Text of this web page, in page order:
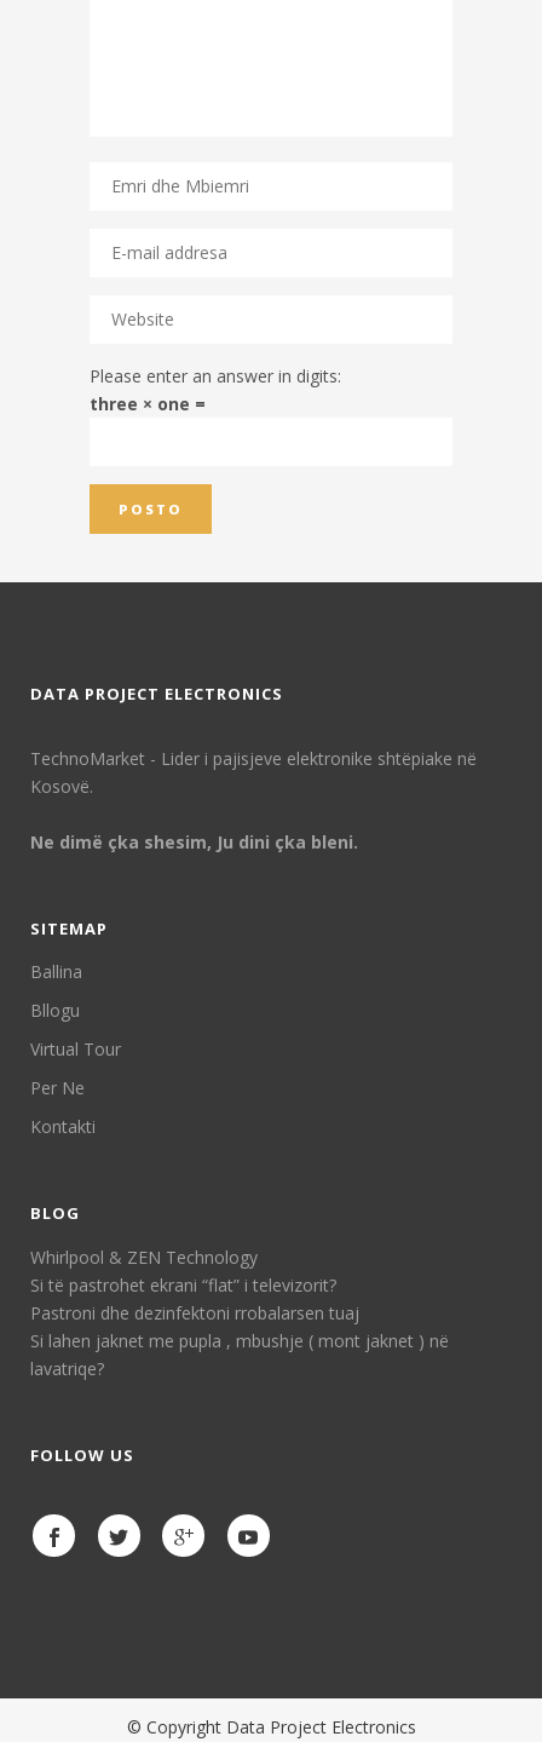
Please enter an answer in digits:
three × one =
DATA PROJECT ELECTRONICS
TechnoMarket - Lider i pajisjeve elektronike shtëpiake në
Kosovë.
Ne dimë çka shesim, Ju dini çka bleni.
SITEMAP
Ballina
Bllogu
Virtual Tour
Per Ne
Kontakti
BLOG
Whirlpool & ZEN Technology
Si të pastrohet ekrani “flat” i televizorit?
Pastroni dhe dezinfektoni rrobalarsen tuaj
Si lahen jaknet me pupla , mbushje ( mont jaknet ) në
lavatriqe?
FOLLOW US
© Copyright Data Project Electronics